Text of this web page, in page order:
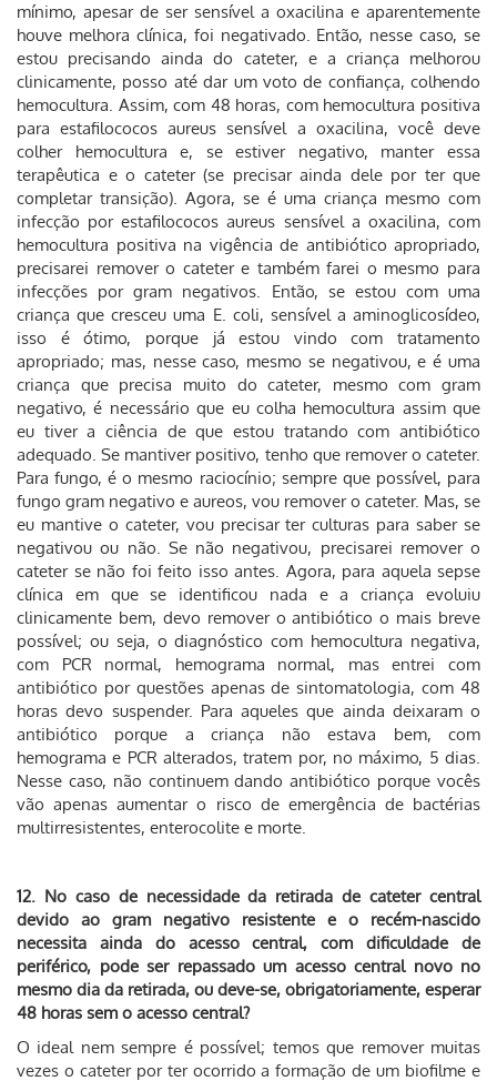
mínimo, apesar de ser sensível a oxacilina e aparentemente
houve melhora clínica, foi negativado. Então, nesse caso, se
estou precisando ainda do cateter, e a criança melhorou
clinicamente, posso até dar um voto de confiança, colhendo
hemocultura. Assim, com 48 horas, com hemocultura positiva
para estafilococos aureus sensível a oxacilina, você deve
colher hemocultura e, se estiver negativo, manter essa
terapêutica e o cateter (se precisar ainda dele por ter que
completar transição). Agora, se é uma criança mesmo com
infecção por estafilococos aureus sensível a oxacilina, com
hemocultura positiva na vigência de antibiótico apropriado,
precisarei remover o cateter e também farei o mesmo para
infecções por gram negativos. Então, se estou com uma
criança que cresceu uma E. coli, sensível a aminoglicosídeo,
isso é ótimo, porque já estou vindo com tratamento
apropriado; mas, nesse caso, mesmo se negativou, e é uma
criança que precisa muito do cateter, mesmo com gram
negativo, é necessário que eu colha hemocultura assim que
eu tiver a ciência de que estou tratando com antibiótico
adequado. Se mantiver positivo, tenho que remover o cateter.
Para fungo, é o mesmo raciocínio; sempre que possível, para
fungo gram negativo e aureos, vou remover o cateter. Mas, se
eu mantive o cateter, vou precisar ter culturas para saber se
negativou ou não. Se não negativou, precisarei remover o
cateter se não foi feito isso antes. Agora, para aquela sepse
clínica em que se identificou nada e a criança evoluiu
clinicamente bem, devo remover o antibiótico o mais breve
possível; ou seja, o diagnóstico com hemocultura negativa,
com PCR normal, hemograma normal, mas entrei com
antibiótico por questões apenas de sintomatologia, com 48
horas devo suspender. Para aqueles que ainda deixaram o
antibiótico porque a criança não estava bem, com
hemograma e PCR alterados, tratem por, no máximo, 5 dias.
Nesse caso, não continuem dando antibiótico porque vocês
vão apenas aumentar o risco de emergência de bactérias
multirresistentes, enterocolite e morte.
12. No caso de necessidade da retirada de cateter central
devido ao gram negativo resistente e o recém-nascido
necessita ainda do acesso central, com dificuldade de
periférico, pode ser repassado um acesso central novo no
mesmo dia da retirada, ou deve-se, obrigatoriamente, esperar
48 horas sem o acesso central?
O ideal nem sempre é possível; temos que remover muitas
vezes o cateter por ter ocorrido a formação de um biofilme e